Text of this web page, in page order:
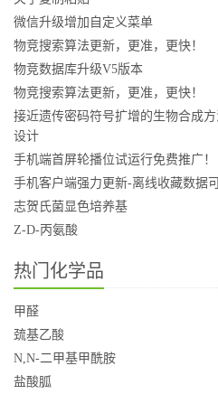
微信升级增加自定义菜单
物竞搜索算法更新，更准，更快！
物竞数据库升级V5版本
物竞搜索算法更新，更准，更快！
接近遗传密码符号扩增的生物合成
设计
手机端首屏轮播位试运行免费推广！
手机客户端强力更新-离线收藏数据
志贺氏菌显色培养基
Z-D-丙氨酸
热门化学品
甲醛
巯基乙酸
N,N-二甲基甲酰胺
盐酸胍